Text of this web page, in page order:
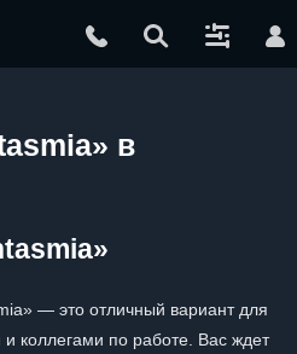
в
— это отличный вариант для
коллегами по работе. Вас ждет